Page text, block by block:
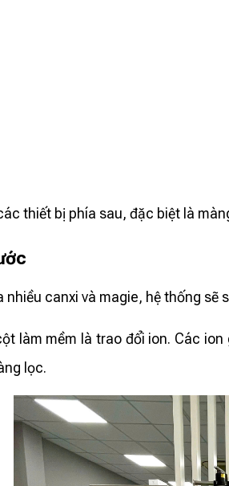
thiết bị phía sau, đặc biệt là
canxi và magie, hệ thống sẽ
làm mềm là trao đổi ion. Các
lọc.